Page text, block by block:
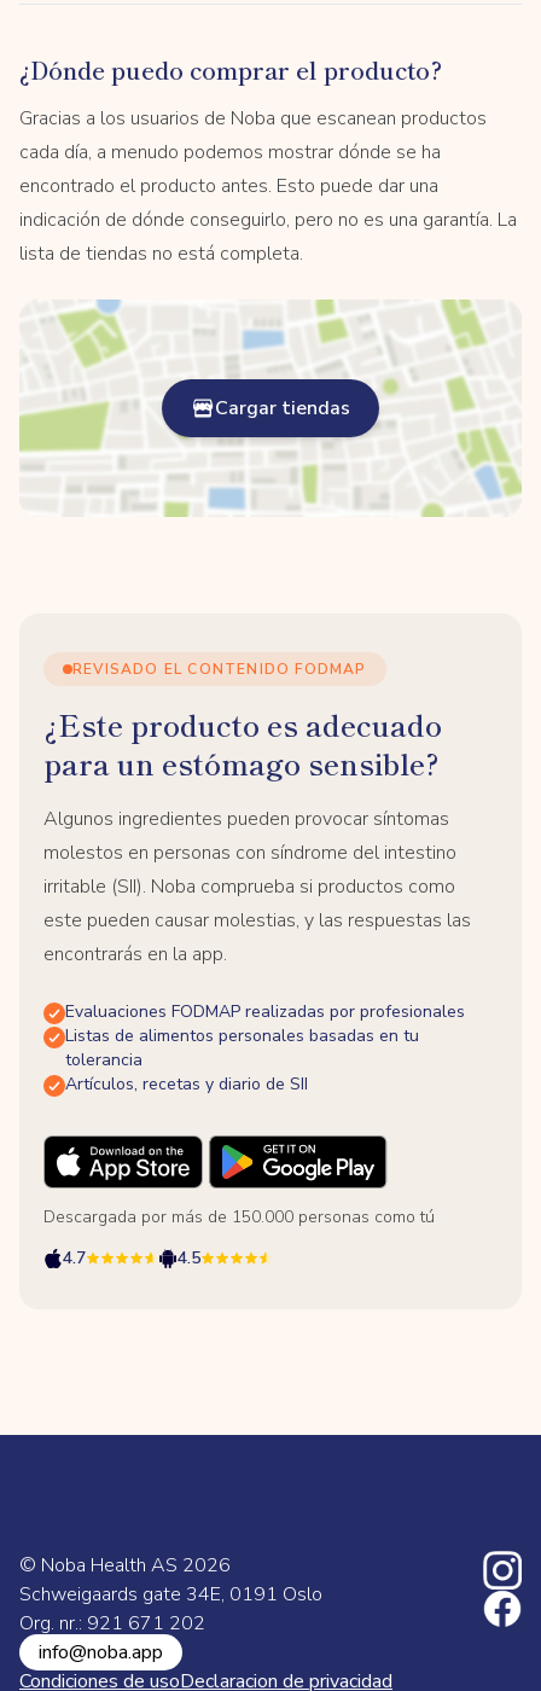
¿Dónde puedo comprar el producto?
Gracias a los usuarios de Noba que escanean productos
cada día, a menudo podemos mostrar dónde se ha
encontrado el producto antes. Esto puede dar una
indicación de dónde conseguirlo, pero no es una garantía. La
lista de tiendas no está completa.
Cargar tiendas
REVISADO EL CONTENIDO FODMAP
¿Este producto es adecuado
para un estómago sensible?
Algunos ingredientes pueden provocar síntomas
molestos en personas con síndrome del intestino
irritable (SII). Noba comprueba si productos como
este pueden causar molestias, y las respuestas las
encontrarás en la app.
Evaluaciones FODMAP realizadas por profesionales
Listas de alimentos personales basadas en tu
tolerancia
Artículos, recetas y diario de SII
Descargada por más de 150.000 personas como tú
4.7
4.5
© Noba Health AS 2026
Schweigaards gate 34E, 0191 Oslo
Org. nr.: 921 671 202
info@noba.app
Condiciones de usoDeclaracion de privacidad